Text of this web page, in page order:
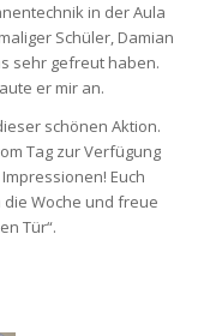
in der Aula
Schüler, Damian
sehr gefreut haben.
er mir an.
schönen Aktion.
Tag zur Verfügung
Euch
Woche und freue
Tür“.